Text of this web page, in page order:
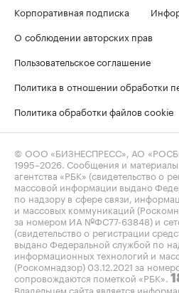
Корпоративная подписка
О соблюдении авторских прав
Пользовательское соглашение
Политика в отношении обработки
Политика обработки файлов cookie
© ООО «БИЗНЕСПРЕСС», АО
1995–2026. Сообщения и
агентства «РБК» (свидетельство о
массовой информации выдано
по надзору в сфере связи,
и массовых коммуникаций
за номером ИА №ФС77-63848) и
(свидетельство о регистрации
выдано Федеральной службой по
информационных технологий и
(Роскомнадзор) 03.12.2021 за
сопровождаются пометкой «РБК».
Владельцем сайта является